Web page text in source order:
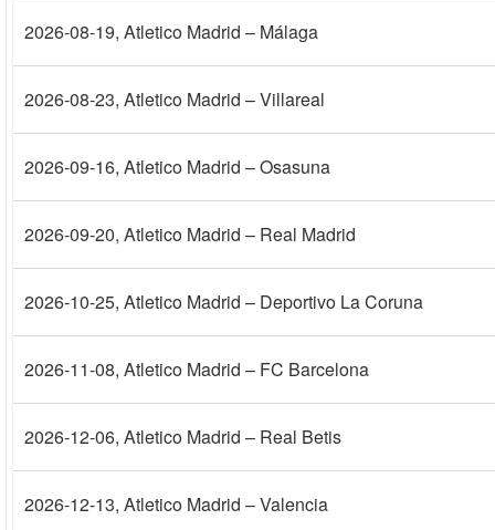
2026-08-19, Atletico Madrid – Málaga
2026-08-23, Atletico Madrid – Villareal
2026-09-16, Atletico Madrid – Osasuna
2026-09-20, Atletico Madrid – Real Madrid
2026-10-25, Atletico Madrid – Deportivo La Coruna
2026-11-08, Atletico Madrid – FC Barcelona
2026-12-06, Atletico Madrid – Real Betis
2026-12-13, Atletico Madrid – Valencia